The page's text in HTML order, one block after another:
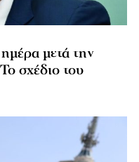
μετά την
σχέδιο του